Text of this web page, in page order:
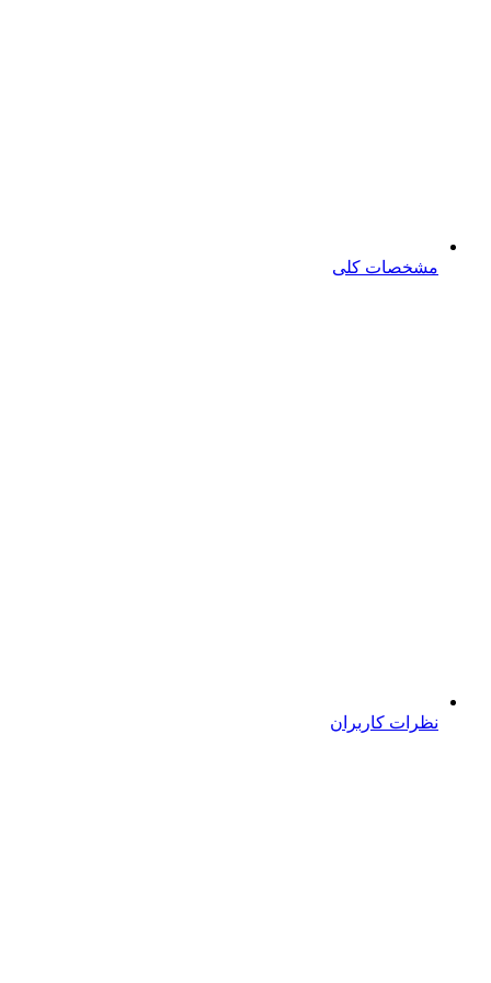
مشخصات کلی
نظرات کاربران